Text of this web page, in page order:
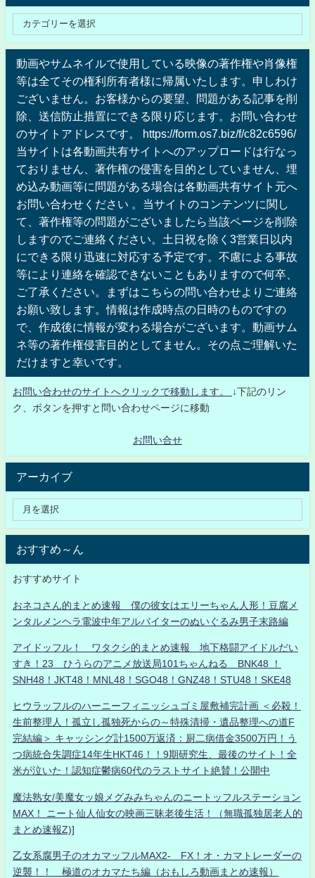
動画やサムネイルで使用している映像の著作権や肖像権
等は全てその権利所有者様に帰属いたします。申しわけ
ございません。お客様からの要望、問題がある記事を削
除、送信防止措置にできる限り応じます。お問い合わせ
のサイトアドレスです。 https://form.os7.biz/f/c82c6596/
当サイトは各動画共有サイトへのアップロードは行なっ
ておりません、著作権の侵害を目的としていません、埋
め込み動画等に問題がある場合は各動画共有サイト元へ
お問い合わせください 。当サイトのコンテンツに関し
て、著作権等の問題がございましたら当該ページを削除
しますのでご連絡ください。土日祝を除く3営業日以内
にできる限り迅速に対応する予定です。不慮による事故
等により連絡を確認できないこともありますので何卒、
ご了承ください。まずはこちらの問い合わせよりご連絡
お願い致します。情報は作成時点の日時のものですの
で、作成後に情報が変わる場合がございます。動画サム
ネ等の著作権侵害目的としてません。その点ご理解いた
だけますと幸いです。
お問い合わせのサイトへクリックで移動します。
↓下記のリン
ク、ボタンを押すと問い合わせページに移動
お問い合せ
アーカイブ
おすすめ～ん
おすすめサイト
おネコさん的まとめ速報 僕の彼女はエリーちゃん人形！豆腐メ
ンタルメンヘラ電波中年アルバイターのぬいぐるみ男子末路編
アイドッフル！ ワタクシ的まとめ速報 地下格闘アイドルだい
すき！23 ひうらのアニメ放送局101ちゃんねる BNK48 ！
SNH48！JKT48！MNL48！SGO48！GNZ48！STU48！SKE48
ヒウラッフルのハーニーフィニッシュゴミ屋敷補完計画 ＜必殺！
生前整理人！孤立し孤独死からの～特殊清掃・遺品整理への道F
完結編＞ キャッシング計1500万返済：厨二病借金3500万円！う
つ病統合失調症14年生HKT46！！9期研究生、最後のサイト！全
米が泣いた！認知症鬱病60代のラストサイト絶賛！公開中
魔法熟女/美魔女ッ娘メグみみちゃんのニートッフルステーション
MAX！ ニート仙人仙女の映画三昧老後生活！（無職孤独居老人的
まとめ速報Z)]
乙女系腐男子のオカマッフルMAX2- FX！オ・カマトレーダーの
逆襲！！ 極道のオカマたち編（おもしろ動画まとめ速報）